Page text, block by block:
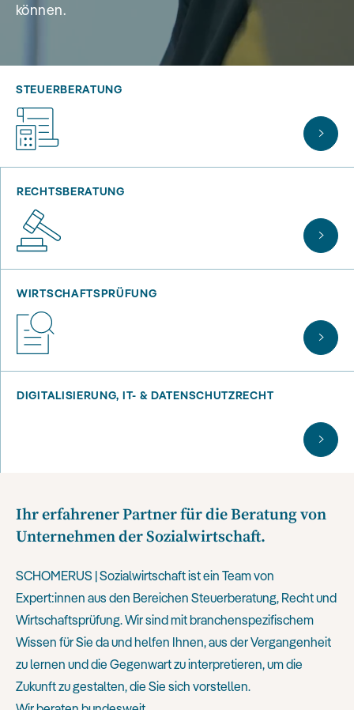
können.
STEUERBERATUNG
RECHTSBERATUNG
WIRTSCHAFTSPRÜFUNG
DIGITALISIERUNG, IT- & DATENSCHUTZRECHT
Ihr erfahrener Partner für die Beratung von
Unternehmen der Sozialwirtschaft.
SCHOMERUS | Sozialwirtschaft ist ein Team von
Expert:innen aus den Bereichen Steuerberatung, Recht und
Wirtschaftsprüfung. Wir sind mit branchenspezifischem
Wissen für Sie da und helfen Ihnen, aus der Vergangenheit
zu lernen und die Gegenwart zu interpretieren, um die
Zukunft zu gestalten, die Sie sich vorstellen.